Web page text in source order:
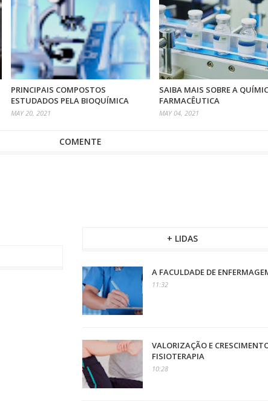
PRINCIPAIS COMPOSTOS
ESTUDADOS PELA BIOQUÍMICA
MAY 20, 2021
SAIBA MAIS SOBRE A
FARMACÊUTICA
MAY 04, 2021
COMENTE
+ LIDAS
A FACULDADE DE
11:32
VALORIZAÇÃO E
FISIOTERAPIA
10:28